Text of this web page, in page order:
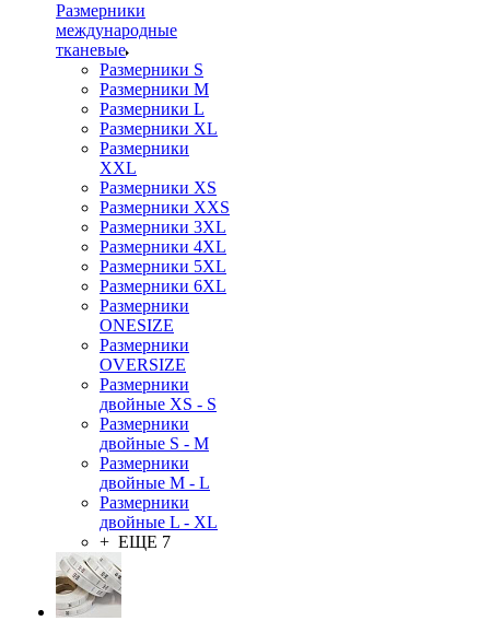
Размерники
международные
тканевые
Размерники S
Размерники M
Размерники L
Размерники XL
Размерники
XXL
Размерники XS
Размерники XXS
Размерники 3XL
Размерники 4XL
Размерники 5XL
Размерники 6XL
Размерники
ONESIZE
Размерники
OVERSIZE
Размерники
двойные XS - S
Размерники
двойные S - M
Размерники
двойные M - L
Размерники
двойные L - XL
+ ЕЩЕ 7